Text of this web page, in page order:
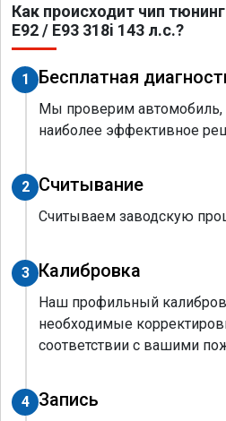
Как происходит чип
E92 / E93 318i 143 л.с.?
1 Бесплатная
Мы проверим автомобиль,
наиболее эффективное
2 Считывание
Считываем заводскую
3 Калибровка
Наш профильный
необходимые
соответствии с вашими
4 Запись